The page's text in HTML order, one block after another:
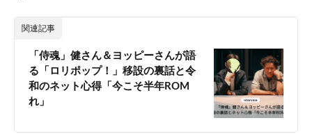
関連記事
「侍魂」健さん＆ヨッピーさんが語
る「ロリポップ！」移設の裏話と令
和のネット心得「今こそ半年ROM
れ」